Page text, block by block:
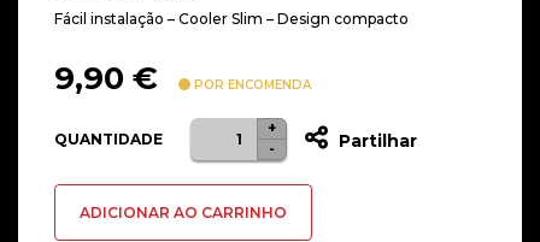
Fácil instalação – Cooler Slim – Design compacto
9,90 € POR ENCOMENDA
QUANTIDADE
Quantidade
de
INTEL
-
+
Partilhar
ADICIONAR AO CARRINHO